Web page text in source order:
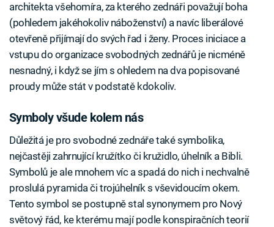
architekta všehomíra, za kterého zednáři považují boha
(pohledem jakéhokoliv náboženství) a navíc liberálové
otevřeně přijímají do svých řad i ženy. Proces iniciace a
vstupu do organizace svobodných zednářů je nicméně
nesnadný, i když se jím s ohledem na dva popisované
proudy může stát v podstatě kdokoliv.
Symboly všude kolem nás
Důležitá je pro svobodné zednáře také symbolika,
nejčastěji zahrnující kružítko či kružidlo, úhelník a Bibli.
Symbolů je ale mnohem víc a spadá do nich i nechvalně
proslulá pyramida či trojúhelník s vševidoucím okem.
Tento symbol se postupně stal synonymem pro Nový
světový řád, ke kterému mají podle konspiračních teorií